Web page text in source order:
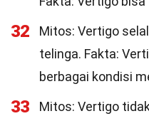
32
Mitos: Vertigo
telinga. Fakta:
berbagai kondisi
33
Mitos: Vertigo